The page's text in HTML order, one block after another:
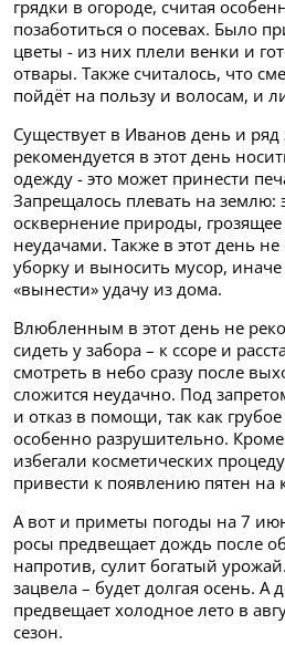
грядки в огороде, считая
позаботиться о посевах. Было
цветы - из них плели венки и
отвары. Также считалось, что
пойдёт на пользу и волосам, и
Существует в Иванов день и ряд
рекомендуется в этот день
одежду - это может принести
Запрещалось плевать на землю:
осквернение природы,
неудачами. Также в этот день
уборку и выносить мусор,
«вынести» удачу из дома.
Влюбленным в этот день не
сидеть у забора – к ссоре и
смотреть в небо сразу после
сложится неудачно. Под
и отказ в помощи, так как
особенно разрушительно. Кроме
избегали косметических
привести к появлению пятен на
А вот и приметы погоды на 7
росы предвещает дождь после
напротив, сулит богатый
зацвела – будет долгая осень. А
предвещает холодное лето в
сезон.